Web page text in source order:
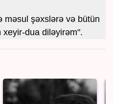
məsul şəxslərə və bütün
xeyir-dua diləyirəm".